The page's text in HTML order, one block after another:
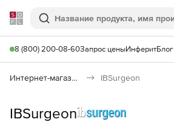
Softline
Поиск
8 (800) 200-08-60Запрос ценыИнферитБлог
Интернет-магазин IBSurgeon
IBSurgeon